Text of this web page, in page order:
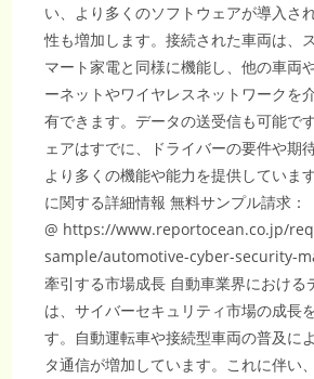
い、より多くのソフトウェアが導入さ
性も増加します。接続された車両は、
マート家電と同様に機能し、他の車両
ーネットやワイヤレスネットワークを
有できます。データの送受信も可能で
ェアはすでに、ドライバーの要件や期
より多くの機能や能力を提供していま
に関する詳細情報 無料サンプル請求：
@ https://www.reportocean.co.jp/
sample/automotive-cyber-security-
牽引する市場成長 自動車業界における
は、サイバーセキュリティ市場の成長
す。自動運転車や接続型車両の普及に
タ通信が増加しています。これに伴い